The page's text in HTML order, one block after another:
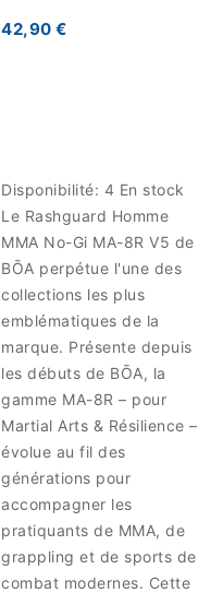
42,90 €
Disponibilité: 4 En stock
Le Rashguard Homme
MMA No-Gi MA-8R V5 de
BŌA perpétue l'une des
collections les plus
emblématiques de la
marque. Présente depuis
les débuts de BŌA, la
gamme MA-8R – pour
Martial Arts & Résilience –
évolue au fil des
générations pour
accompagner les
pratiquants de MMA, de
grappling et de sports de
combat modernes. Cette